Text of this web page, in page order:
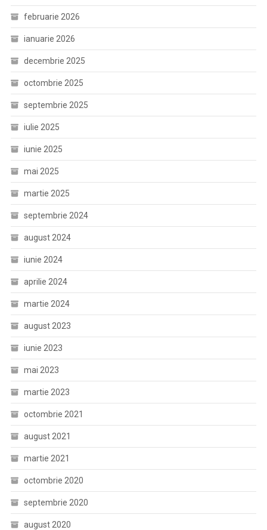
februarie 2026
ianuarie 2026
decembrie 2025
octombrie 2025
septembrie 2025
iulie 2025
iunie 2025
mai 2025
martie 2025
septembrie 2024
august 2024
iunie 2024
aprilie 2024
martie 2024
august 2023
iunie 2023
mai 2023
martie 2023
octombrie 2021
august 2021
martie 2021
octombrie 2020
septembrie 2020
august 2020